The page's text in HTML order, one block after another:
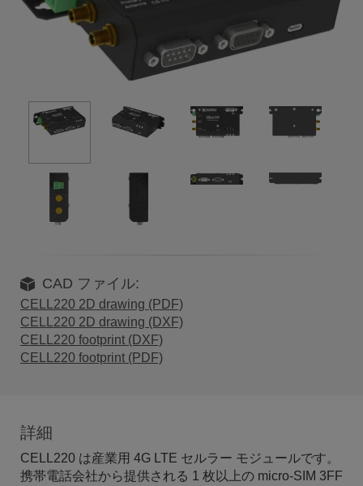
CAD ファイル:
CELL220 2D drawing (PDF)
CELL220 2D drawing (DXF)
CELL220 footprint (DXF)
CELL220 footprint (PDF)
詳細
CELL220 は産業用 4G LTE セルラー モジュールです。
携帯電話会社から提供される 1 枚以上の micro-SIM 3FF